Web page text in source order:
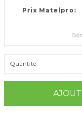
Prix Matelpro:
Quantité